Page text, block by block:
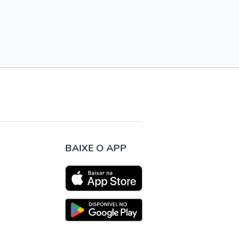
BAIXE O APP